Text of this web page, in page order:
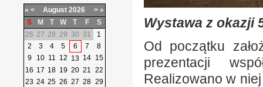
Wystawa z okazji
Od początku
prezentacji
Realizowano w
« < August 2026 > »
S
M T W T F
S
26 27 28 29 30 31
1
2
3 4 5 6 7
8
9
10 11 12 13 14 15
16 17 18 19 20 21 22
23 24 25 26 27 28 29